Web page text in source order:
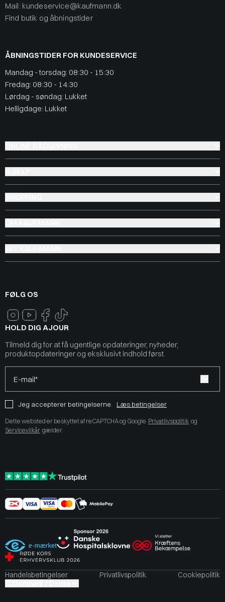
Mail: kundeservice@kaufmann.dk
Find butik og åbningstider
ÅBNINGSTIDER FOR KUNDESERVICE
Mandag - torsdag: 08:30 - 15:30
Fredag: 08:30 - 14:30
Lørdag - søndag: Lukket
Helligdage: Lukket
FØLG OS
HOLD DIG AJOUR
Tilmeld dig for at få ugentlige opdateringer, nyheder,
produktopdateringer og eksklusivt indhold først.
E-mail*
Jeg accepterer betingelserne. Læs betingelser
Dette websted er beskyttet af reCAPTCHA og Google Privatlivspolitik og
Servicevilkår gælder.
Handelsbetingelser Privatlivspolitik
Cookiepolitik